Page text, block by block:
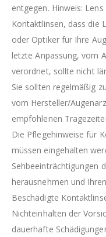
entgegen. Hinweis:
Kontaktlinsen, dass die
oder Optiker für Ihre
letzte Anpassung, vom
verordnet, sollte nicht
Sie sollten regelmäßig
vom Hersteller/
empfohlenen
Die Pflegehinweise für
müssen eingehalten
Sehbeeinträchtigungen
herausnehmen und
Beschädigte
Nichteinhalten der
dauerhafte